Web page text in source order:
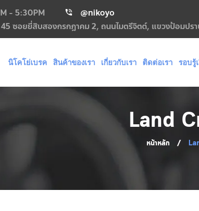
- 5:30PM
@nikoyo
45 ซอยยี่สิบสองกรกฎาคม 2, ถนนไมตรีจิตต์, แขวงป้อมปร
นิโคโย่เบรค สินค้าของเรา เกี่ยวกับเรา ติดต่อเรา รอบรู้
Land
หน้าหลัก /